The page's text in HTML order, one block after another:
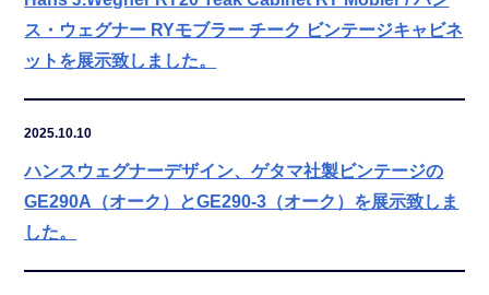
ス・ウェグナー RYモブラー チーク ビンテージキャビネ
ットを展示致しました。
2025.10.10
ハンスウェグナーデザイン、ゲタマ社製ビンテージの
GE290A（オーク）とGE290-3（オーク）を展示致しま
した。